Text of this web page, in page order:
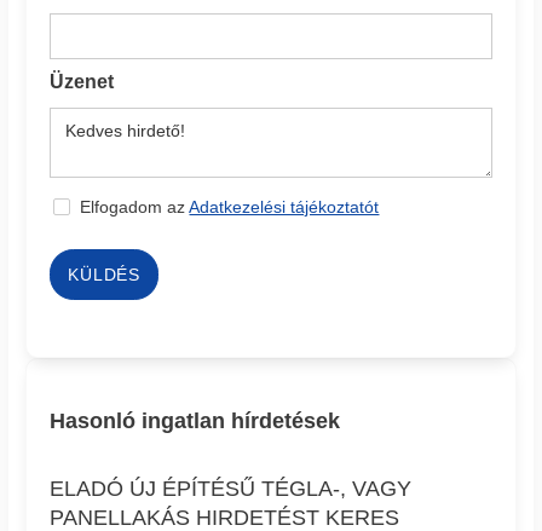
Üzenet
Elfogadom azAdatkezelési tájékoztatót
KÜLDÉS
Hasonló ingatlan hírdetések
ELADÓ ÚJ ÉPÍTÉSŰ TÉGLA-, VAGY
PANELLAKÁS HIRDETÉST KERES